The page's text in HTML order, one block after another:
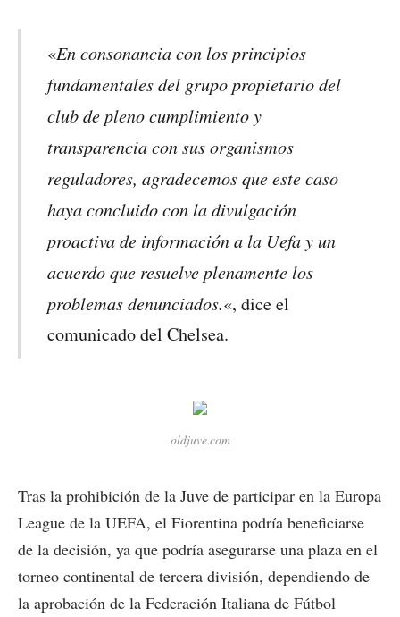
«En consonancia con los principios
fundamentales del grupo propietario del
club de pleno cumplimiento y
transparencia con sus organismos
reguladores, agradecemos que este caso
haya concluido con la divulgación
proactiva de información a la Uefa y un
acuerdo que resuelve plenamente los
problemas denunciados.«, dice el
comunicado del Chelsea.
oldjuve.com
Tras la prohibición de la Juve de participar en la Europa
League de la UEFA, el Fiorentina podría beneficiarse
de la decisión, ya que podría asegurarse una plaza en el
torneo continental de tercera división, dependiendo de
la aprobación de la Federación Italiana de Fútbol